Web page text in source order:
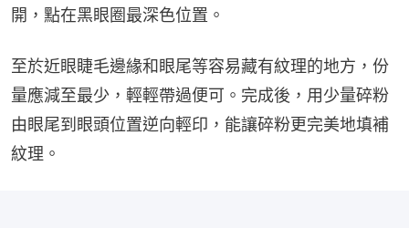
開，點在黑眼圈最深色位置。
至於近眼睫毛邊緣和眼尾等容易藏有紋理的地方，份
量應減至最少，輕輕帶過便可。完成後，用少量碎粉
由眼尾到眼頭位置逆向輕印，能讓碎粉更完美地填補
紋理。